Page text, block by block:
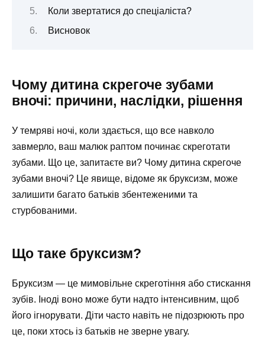
Коли звертатися до спеціаліста?
Висновок
Чому дитина скрегоче зубами
вночі: причини, наслідки, рішення
У темряві ночі, коли здається, що все навколо
завмерло, ваш малюк раптом починає скреготати
зубами. Що це, запитаєте ви? Чому дитина скрегоче
зубами вночі? Це явище, відоме як бруксизм, може
залишити багато батьків збентеженими та
стурбованими.
Що таке бруксизм?
Бруксизм — це мимовільне скреготіння або стискання
зубів. Іноді воно може бути надто інтенсивним, щоб
його ігнорувати. Діти часто навіть не підозрюють про
це, поки хтось із батьків не зверне увагу.